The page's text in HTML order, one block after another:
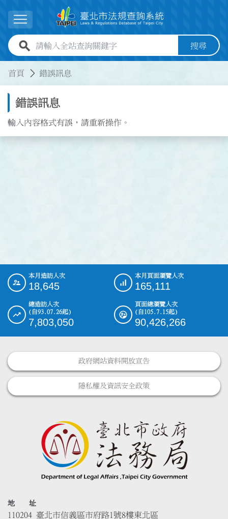
展開選單
全站查詢關鍵字欄位 搜尋
首頁 錯誤訊息
錯誤訊息
輸入內容格式有誤，請重新操作。
::: 本月造訪人次
18,645
本月頁面瀏覽人次
165,111
總造訪人次
(自93.07.26起)
7,803,050
頁面總瀏覽人次
(自105.7.15起)
90,426,266
政府網站資料開放宣告
隱私權及資訊安全政策
地 址
110204 臺北市信義區市府路1號8樓東北區